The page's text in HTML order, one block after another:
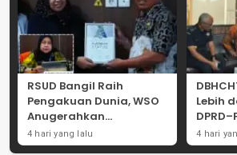
RSUD Bangil Raih
Pengakuan Dunia, WSO
Anugerahkan
Penghargaan
Internasional untuk
4 hari yang lalu
Lebih
Cukai
4 hari